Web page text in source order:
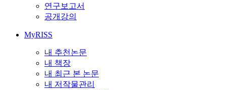
연구보고서
공개강의
MyRISS
내 추천논문
내 책장
내 최근 본 논문
내 저작물관리